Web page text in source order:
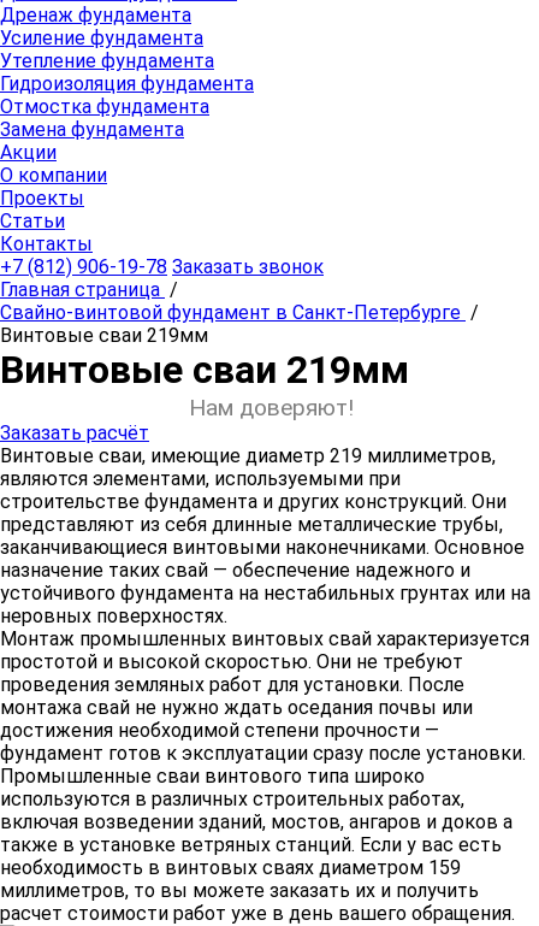
Дренаж фундамента
Усиление фундамента
Утепление фундамента
Гидроизоляция фундамента
Отмостка фундамента
Замена фундамента
Акции
О компании
Проекты
Статьи
Контакты
+7 (812) 906-19-78 Заказать звонок
Главная страница /
Свайно-винтовой фундамент в Санкт-Петербурге /
Винтовые сваи 219мм
Винтовые сваи 219мм
Нам доверяют!
Заказать расчёт
Винтовые сваи, имеющие диаметр 219 миллиметров,
являются элементами, используемыми при
строительстве фундамента и других конструкций. Они
представляют из себя длинные металлические трубы,
заканчивающиеся винтовыми наконечниками. Основное
назначение таких свай — обеспечение надежного и
устойчивого фундамента на нестабильных грунтах или на
неровных поверхностях.
Монтаж промышленных винтовых свай характеризуется
простотой и высокой скоростью. Они не требуют
проведения земляных работ для установки. После
монтажа свай не нужно ждать оседания почвы или
достижения необходимой степени прочности —
фундамент готов к эксплуатации сразу после установки.
Промышленные сваи винтового типа широко
используются в различных строительных работах,
включая возведении зданий, мостов, ангаров и доков а
также в установке ветряных станций. Если у вас есть
необходимость в винтовых сваях диаметром 159
миллиметров, то вы можете заказать их и получить
расчет стоимости работ уже в день вашего обращения.